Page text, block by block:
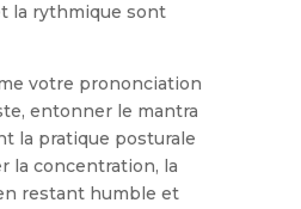
la rythmique sont
votre prononciation
entonner le mantra
la pratique posturale
la concentration, la
restant humble et